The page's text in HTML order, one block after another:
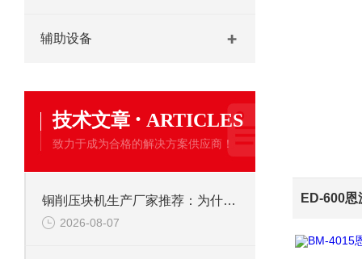
辅助设备
技术文章 · ARTICLES
致力于成为合格的解决方案供应商！
铜削压块机生产厂家推荐：为什么恩派特是您值得信赖的选择
2026-08-07